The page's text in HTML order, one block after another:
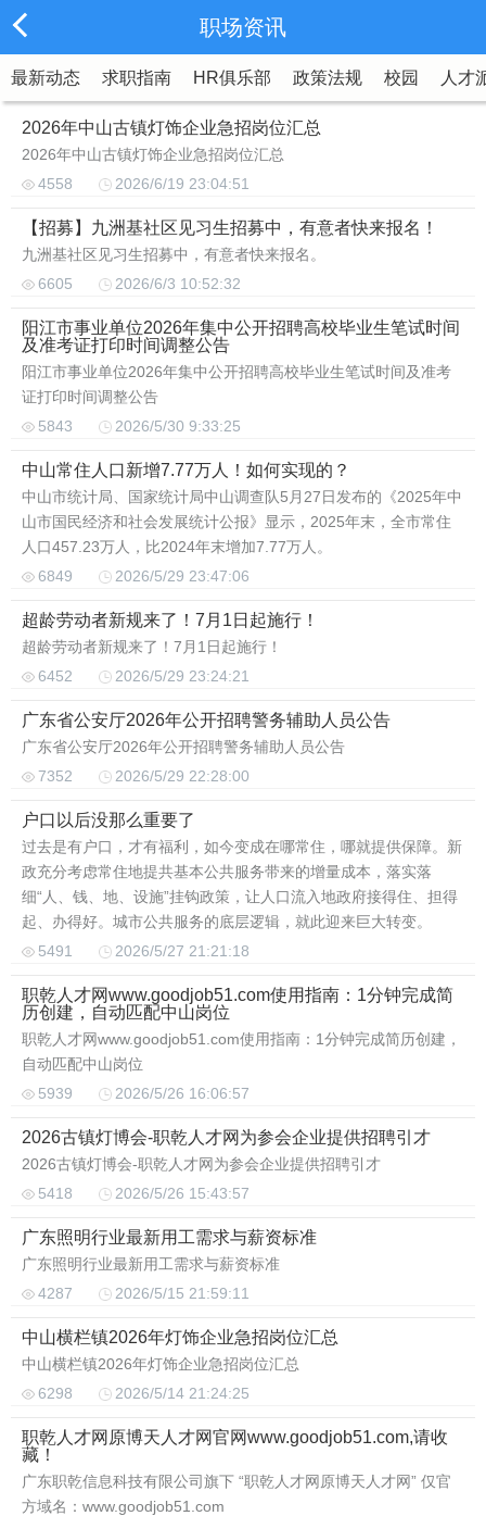
职场资讯
最新动态 求职指南 HR俱乐部 政策法规 校园 人才
2026年中山古镇灯饰企业急招岗位汇总
2026年中山古镇灯饰企业急招岗位汇总
4558
2026/6/19 23:04:51
【招募】九洲基社区见习生招募中，有意者快来报名！
九洲基社区见习生招募中，有意者快来报名。
6605
2026/6/3 10:52:32
阳江市事业单位2026年集中公开招聘高校毕业生笔试时间
及准考证打印时间调整公告
阳江市事业单位2026年集中公开招聘高校毕业生笔试时间及准考
证打印时间调整公告
5843
2026/5/30 9:33:25
中山常住人口新增7.77万人！如何实现的？
中山市统计局、国家统计局中山调查队5月27日发布的《2025年中
山市国民经济和社会发展统计公报》显示，2025年末，全市常住
人口457.23万人，比2024年末增加7.77万人。
6849
2026/5/29 23:47:06
超龄劳动者新规来了！7月1日起施行！
超龄劳动者新规来了！7月1日起施行！
6452
2026/5/29 23:24:21
广东省公安厅2026年公开招聘警务辅助人员公告
广东省公安厅2026年公开招聘警务辅助人员公告
7352
2026/5/29 22:28:00
户口以后没那么重要了
过去是有户口，才有福利，如今变成在哪常住，哪就提供保障。新
政充分考虑常住地提共基本公共服务带来的增量成本，落实落
细“人、钱、地、设施”挂钩政策，让人口流入地政府接得住、担得
起、办得好。城市公共服务的底层逻辑，就此迎来巨大转变。
5491
2026/5/27 21:21:18
职乾人才网www.goodjob51.com使用指南：1分钟完成简
历创建，自动匹配中山岗位
职乾人才网www.goodjob51.com使用指南：1分钟完成简历创建，
自动匹配中山岗位
5939
2026/5/26 16:06:57
2026古镇灯博会-职乾人才网为参会企业提供招聘引才
2026古镇灯博会-职乾人才网为参会企业提供招聘引才
5418
2026/5/26 15:43:57
广东照明行业最新用工需求与薪资标准
广东照明行业最新用工需求与薪资标准
4287
2026/5/15 21:59:11
中山横栏镇2026年灯饰企业急招岗位汇总
中山横栏镇2026年灯饰企业急招岗位汇总
6298
2026/5/14 21:24:25
职乾人才网原博天人才网官网www.goodjob51.com,请收
藏！
广东职乾信息科技有限公司旗下 “职乾人才网原博天人才网” 仅官
方域名：www.goodjob51.com